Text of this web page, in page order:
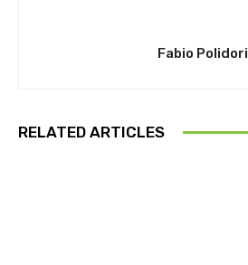
Fabio Polidori
RELATED ARTICLES